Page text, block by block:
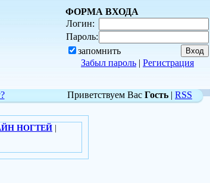
ФОРМА ВХОДА
Логин:
Пароль:
запомнить
Забыл пароль | Регистрация
Приветствуем Вас Гость | RSS
НОГТЕЙ